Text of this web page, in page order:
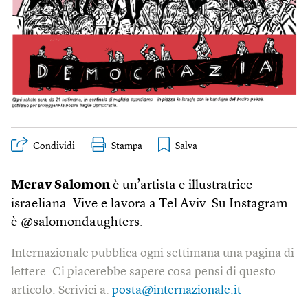
Condividi Stampa
Merav Salomonè un’artista e illustratrice
israeliana. Vive e lavora a Tel Aviv. Su Instagram
è @salomondaughters.
Internazionale pubblica ogni settimana una pagina di
lettere. Ci piacerebbe sapere cosa pensi di questo
articolo. Scrivici a: posta@internazionale.it